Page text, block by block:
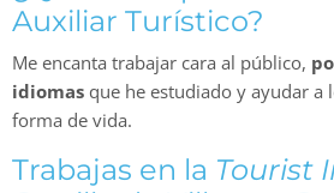
Auxiliar Turístico?
Me encanta trabajar cara al público,
idiomas que he estudiado y ayudar a
forma de vida.
Trabajas en la Tourist